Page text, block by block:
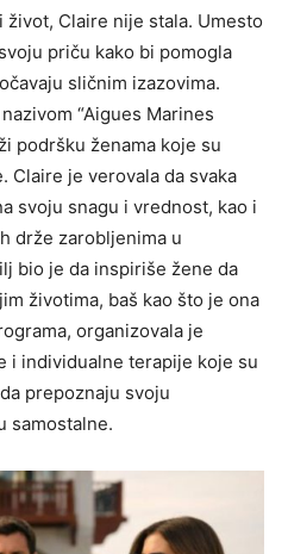
život, Claire nije stala. Umesto
priču kako bi pomogla
sličnim izazovima.
“Aigues Marines
podršku ženama koje su
Claire je verovala da svaka
svoju snagu i vrednost, kao i
drže zarobljenima u
bio je da inspiriše žene da
životima, baš kao što je ona
organizovala je
i individualne terapije koje su
prepoznaju svoju
samostalne.